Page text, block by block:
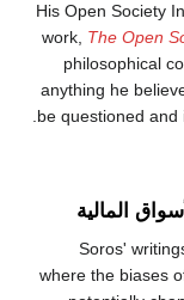
His Open Society
work, The Open
philosophical
anything he
be questioned and
المالية
Soros'
where the biases